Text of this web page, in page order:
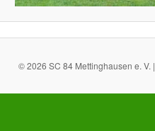
© 2026 SC 84 Mettinghausen e. V. |